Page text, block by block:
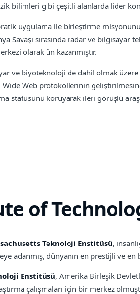
bilimleri gibi çeşitli alanlarda lider
uygulama ile birleştirme misyonunu
Savaşı sırasında radar ve
olarak ün kazanmıştır.
ve biyoteknoloji de dahil olmak
Wide Web protokollerinin
statüsünü koruyarak ileri görüşlü
of
Teknoloji Enstitüsü,
adanmış, dünyanın en prestijli ve en
Enstitüsü, Amerika Birleşik
çalışmaları için bir merkez